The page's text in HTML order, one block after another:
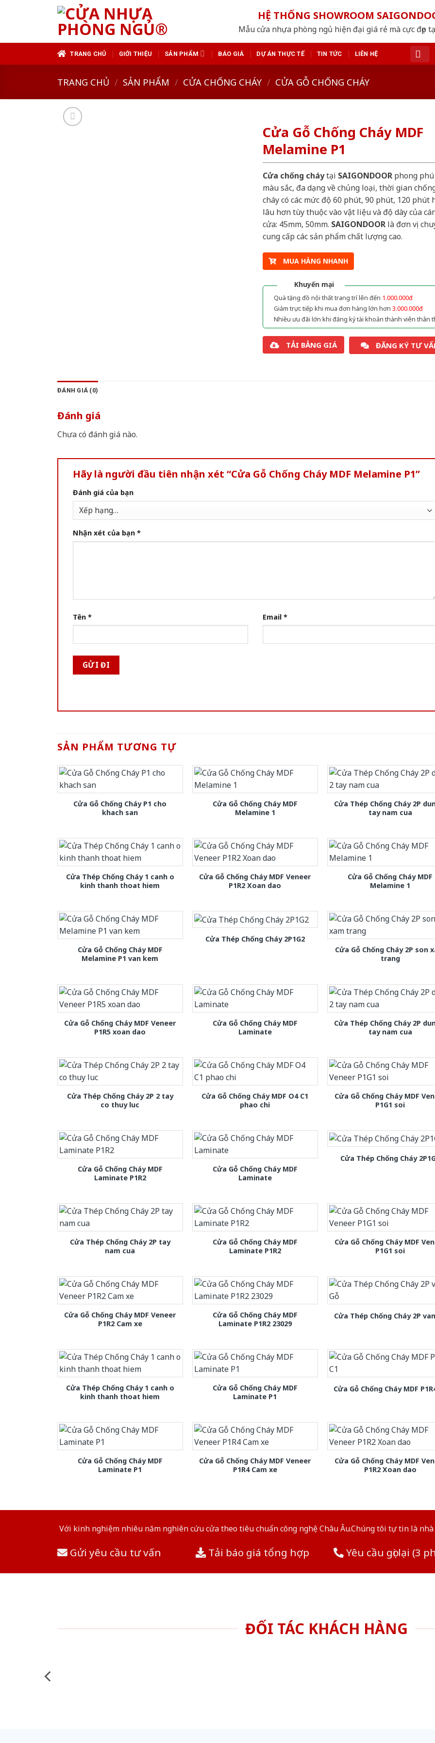
HỆ THỐNG SHOWROOM
Mẫu cửa nhựa phòng ngủ hiện đại giá rẻ mà cực đẹp
TRANG CHỦ GIỚI THIỆU SẢN PHẨM BÁO GIÁ DỰ ÁN THỰC TẾ TIN TỨC LIÊN HỆ
TRANG CHỦ / SẢN PHẨM / CỬA CHỐNG CHÁY / CỬA GỖ CHỐNG CHÁY
Cửa Gỗ Chống Cháy MDF
Melamine P1
Cửa chống cháytại SAIGONDOORphong phú
màu sắc, đa dạng về chủng loại, thời gian
cháy có các mức độ 60 phút, 90 phút, 120 phút
lâu hơn tùy thuộc vào vật liệu và độ dày của
cửa: 45mm, 50mm. SAIGONDOORlà đơn vị
cung cấp các sản phẩm chất lượng cao.
MUA HÀNG NHANH
Khuyến mại
Quà tặng đồ nội thất trang trí lên đến 1.000.000đ
Giảm trực tiếp khi mua đơn hàng lớn hơn 3.000.000đ
Nhiều ưu đãi lớn khi đăng ký tài khoản thành viên thân
TẢI BẢNG GIÁ ĐĂNG KÝ TƯ
ĐÁNH GIÁ (0)
Đánh giá
Chưa có đánh giá nào.
Hãy là người đầu tiên nhận xét “Cửa Gỗ Chống Cháy MDF Melamine P1”
Đánh giá của bạn
Nhận xét của bạn *
Tên * Email *
SẢN PHẨM TƯƠNG TỰ
Cửa Gỗ Chống Cháy P1 cho
khach san
Cửa Gỗ Chống Cháy MDF
Melamine 1
Cửa Thép Chống Cháy 2P
tay nam cua
Cửa Thép Chống Cháy 1 canh o
kinh thanh thoat hiem
Cửa Gỗ Chống Cháy MDF Veneer
P1R2 Xoan dao
Cửa Gỗ Chống Cháy MDF
Melamine 1
Cửa Gỗ Chống Cháy MDF
Melamine P1 van kem
Cửa Thép Chống Cháy 2P1G2
Cửa Gỗ Chống Cháy 2P son
trang
Cửa Gỗ Chống Cháy MDF Veneer
P1R5 xoan dao
Cửa Gỗ Chống Cháy MDF
Laminate
Cửa Thép Chống Cháy 2P
tay nam cua
Cửa Thép Chống Cháy 2P 2 tay
co thuy luc
Cửa Gỗ Chống Cháy MDF O4 C1
phao chi
Cửa Gỗ Chống Cháy MDF
P1G1 soi
Cửa Gỗ Chống Cháy MDF
Laminate P1R2
Cửa Gỗ Chống Cháy MDF
Laminate
Cửa Thép Chống Cháy
Cửa Thép Chống Cháy 2P tay
nam cua
Cửa Gỗ Chống Cháy MDF
Laminate P1R2
Cửa Gỗ Chống Cháy MDF
P1G1 soi
Cửa Gỗ Chống Cháy MDF Veneer
P1R2 Cam xe
Cửa Gỗ Chống Cháy MDF
Laminate P1R2 23029
Cửa Thép Chống Cháy 2P
Cửa Thép Chống Cháy 1 canh o
kinh thanh thoat hiem
Cửa Gỗ Chống Cháy MDF
Laminate P1
Cửa Gỗ Chống Cháy MDF
Cửa Gỗ Chống Cháy MDF
Laminate P1
Cửa Gỗ Chống Cháy MDF Veneer
P1R4 Cam xe
Cửa Gỗ Chống Cháy MDF
P1R2 Xoan dao
Với kinh nghiệm nhiêu năm nghiên cứu cửa theo tiêu chuẩn công nghệ Châu Âu.Chúng tôi tự tin là
Gửi yêu cầu tư vấn Tải báo giá tổng hợp Yêu cầu gọi lại (3
ĐỐI TÁC KHÁCH HÀNG